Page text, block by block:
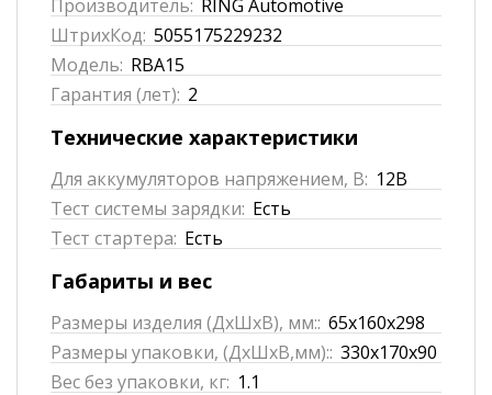
Производитель: RING Automotive
ШтрихКод: 5055175229232
Модель: RBA15
Гарантия (лет): 2
Технические характеристики
Для аккумуляторов напряжением, В: 12В
Тест системы зарядки: Есть
Тест стартера: Есть
Габариты и вес
Размеры изделия (ДхШхВ), мм:: 65x160x298
Размеры упаковки, (ДхШхВ,мм):: 330х170х90
Вес без упаковки, кг: 1.1